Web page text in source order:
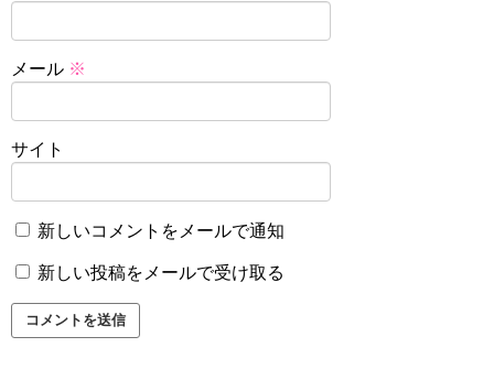
メール ※
サイト
新しいコメントをメールで通知
新しい投稿をメールで受け取る